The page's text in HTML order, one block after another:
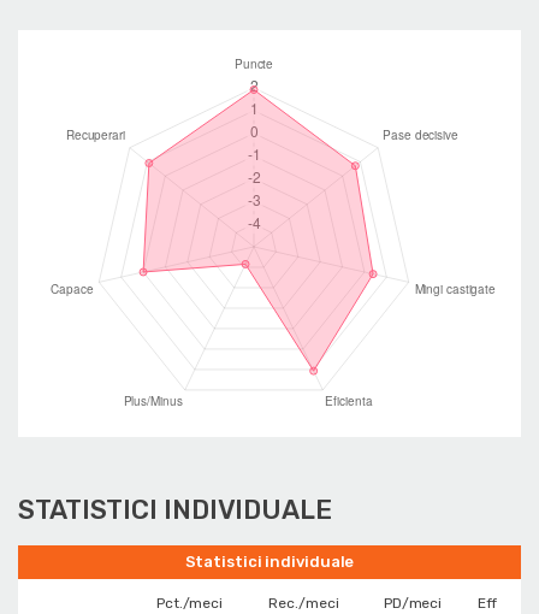
STATISTICI INDIVIDUALE
Statistici individuale
Pct./meci Rec./meci PD/meci
Eff